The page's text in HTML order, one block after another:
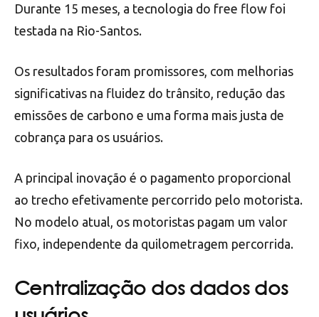
Durante 15 meses, a tecnologia do free flow foi
testada na Rio-Santos.
Os resultados foram promissores, com melhorias
significativas na fluidez do trânsito, redução das
emissões de carbono e uma forma mais justa de
cobrança para os usuários.
A principal inovação é o pagamento proporcional
ao trecho efetivamente percorrido pelo motorista.
No modelo atual, os motoristas pagam um valor
fixo, independente da quilometragem percorrida.
Centralização dos dados dos